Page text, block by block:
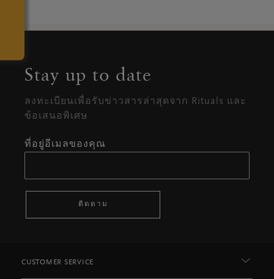
Stay up to date
ลงทะเบียนเพื่อรับข่าวสารล่าสุดจาก Rituals และ
ข้อเสนอพิเศษ
ที่อยู่อีเมลของคุณ
ติดตาม
CUSTOMER SERVICE